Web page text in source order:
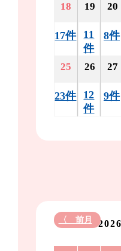
18
17件
19
11
件
20
8件
25
23件
26
12
件
27
9件
2026
〈 前月